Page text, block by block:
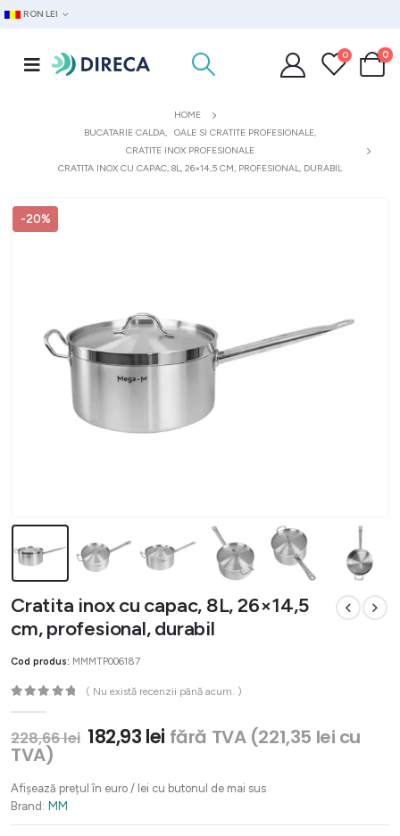
RON LEI
0 0
HOME
BUCATARIE CALDA, OALE SI CRATITE PROFESIONALE,
CRATITE INOX PROFESIONALE
CRATITA INOX CU CAPAC, 8L, 26×14,5 CM, PROFESIONAL, DURABIL
-20%
Cratita inox cu capac, 8L, 26×14,5
cm, profesional, durabil
Cod produs: MMMTP006187
( Nu există recenzii până acum. )
228,66lei Prețul
inițial
fost:
182,93 lei Prețul
182,93 lei.
fără TVA (221,35 lei cu
TVA)
Afișează prețul în euro / lei cu butonul de mai sus
Brand: MM